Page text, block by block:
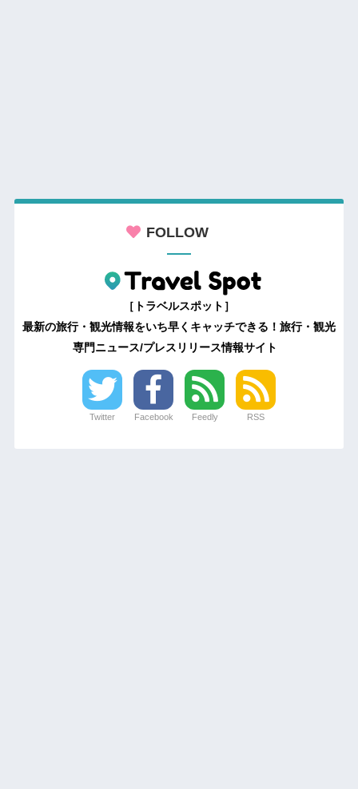
FOLLOW
［トラベルスポット］
最新の旅行・観光情報をいち早くキャッチできる！旅行・観光
専門ニュース/プレスリリース情報サイト
Twitter Facebook Feedly RSS